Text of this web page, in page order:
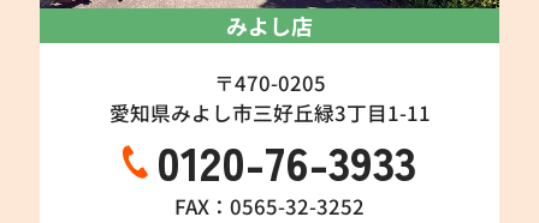
みよし店
〒470-0205
愛知県みよし市三好丘緑3丁目1-11
0120-76-3933
FAX：0565-32-3252